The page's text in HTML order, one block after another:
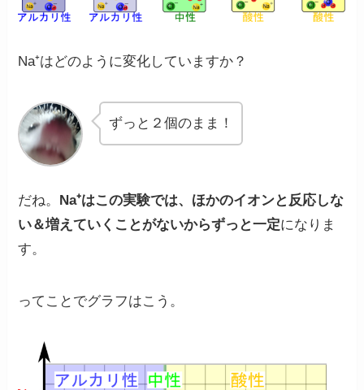
Na⁺はどのように変化していますか？
ずっと２個のまま！
だね。
Na⁺はこの実験では、ほかのイオンと反応しな
い＆増えていくことがないからずっと一定になりま
す。
ってことでグラフはこう。